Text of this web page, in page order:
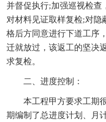
并督促执行;加强巡视检查
对材料见证取样复检;对隐
格后方同意进行下道工序
迁就放过，该返工的坚决
求复检。
二、进度控制：
本工程甲方要求工期
期编制了总进度计划、月